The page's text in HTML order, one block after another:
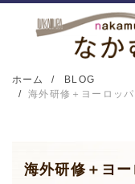
ホーム
BLOG
海外研修＋ヨーロッ
海外研修＋ヨ